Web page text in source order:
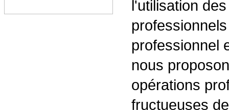
l'utilisation
professionnel
nous
opérations
fructueuses